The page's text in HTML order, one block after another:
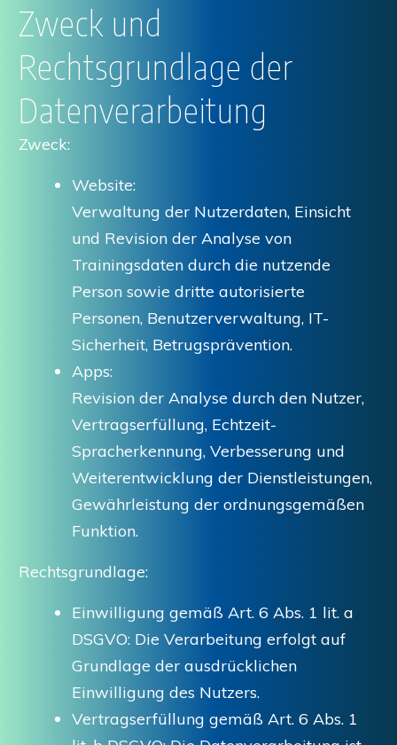
Zweck und
Rechtsgrundlage der
Datenverarbeitung
Zweck:
Website:
Verwaltung der Nutzerdaten, Einsicht
und Revision der Analyse von
Trainingsdaten durch die nutzende
Person sowie dritte autorisierte
Personen, Benutzerverwaltung, IT-
Sicherheit, Betrugsprävention.
Apps:
Revision der Analyse durch den Nutzer,
Vertragserfüllung, Echtzeit-
Spracherkennung, Verbesserung und
Weiterentwicklung der Dienstleistungen,
Gewährleistung der ordnungsgemäßen
Funktion.
Rechtsgrundlage:
Einwilligung gemäß Art. 6 Abs. 1 lit. a
DSGVO: Die Verarbeitung erfolgt auf
Grundlage der ausdrücklichen
Einwilligung des Nutzers.
Vertragserfüllung gemäß Art. 6 Abs. 1